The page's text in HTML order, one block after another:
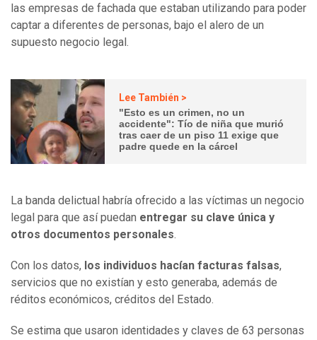
las empresas de fachada que estaban utilizando para poder
captar a diferentes de personas, bajo el alero de un
supuesto negocio legal.
Lee También >
"Esto es un crimen, no un
accidente": Tío de niña que murió
tras caer de un piso 11 exige que
padre quede en la cárcel
La banda delictual habría ofrecido a las víctimas un negocio
legal para que así puedan entregar su clave única y
otros documentos personales.
Con los datos, los individuos hacían facturas falsas,
servicios que no existían y esto generaba, además de
réditos económicos, créditos del Estado.
Se estima que usaron identidades y claves de 63 personas